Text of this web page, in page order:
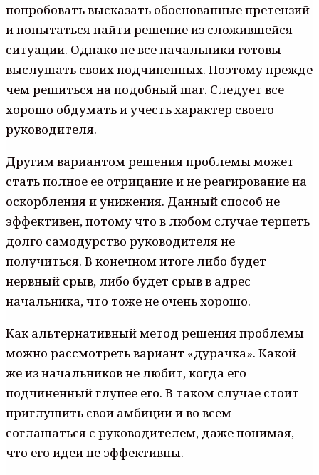
попробовать высказать обоснованные претензий
и попытаться найти решение из сложившейся
ситуации. Однако не все начальники готовы
выслушать своих подчиненных. Поэтому прежде
чем решиться на подобный шаг. Следует все
хорошо обдумать и учесть характер своего
руководителя.
Другим вариантом решения проблемы может
стать полное ее отрицание и не реагирование на
оскорбления и унижения. Данный способ не
эффективен, потому что в любом случае терпеть
долго самодурство руководителя не
получиться. В конечном итоге либо будет
нервный срыв, либо будет срыв в адрес
начальника, что тоже не очень хорошо.
Как альтернативный метод решения проблемы
можно рассмотреть вариант «дурачка». Какой
же из начальников не любит, когда его
подчиненный глупее его. В таком случае стоит
приглушить свои амбиции и во всем
соглашаться с руководителем, даже понимая,
что его идеи не эффективны.